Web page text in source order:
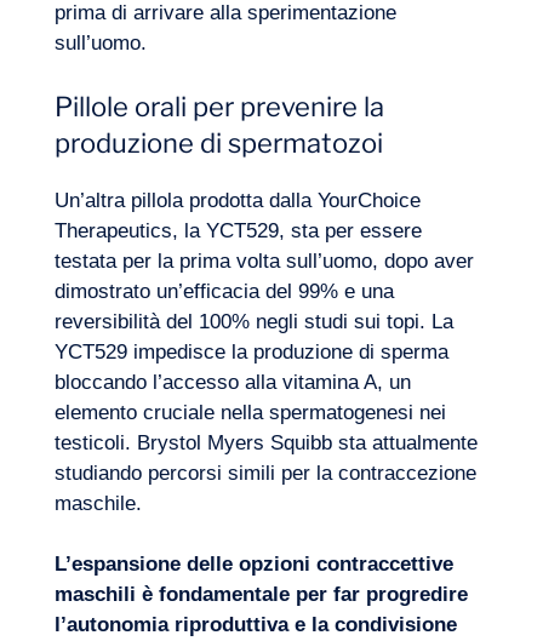
prima di arrivare alla sperimentazione
sull’uomo.
Pillole orali per prevenire la
produzione di spermatozoi
Un’altra pillola prodotta dalla YourChoice
Therapeutics, la YCT529, sta per essere
testata per la prima volta sull’uomo, dopo aver
dimostrato un’efficacia del 99% e una
reversibilità del 100% negli studi sui topi. La
YCT529 impedisce la produzione di sperma
bloccando l’accesso alla vitamina A, un
elemento cruciale nella spermatogenesi nei
testicoli. Brystol Myers Squibb sta attualmente
studiando percorsi simili per la contraccezione
maschile.
L’espansione delle opzioni contraccettive
maschili è fondamentale per far progredire
l’autonomia riproduttiva e la condivisione